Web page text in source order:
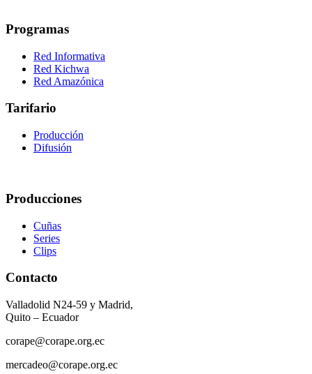
Programas
Red Informativa
Red Kichwa
Red Amazónica
Tarifario
Producción
Difusión
Producciones
Cuñas
Series
Clips
Contacto
Valladolid N24-59 y Madrid,
Quito – Ecuador
corape@corape.org.ec
mercadeo@corape.org.ec